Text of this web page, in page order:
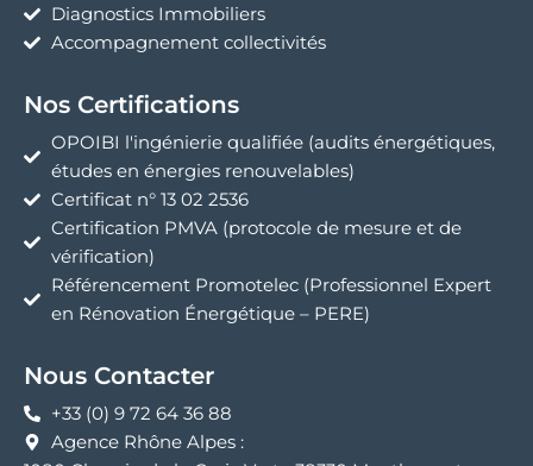
Diagnostics Immobiliers
Accompagnement collectivités
Nos Certifications
OPOIBI l'ingénierie qualifiée (audits énergétiques,
études en énergies renouvelables)
Certificat n° 13 02 2536
Certification PMVA (protocole de mesure et de
vérification)
Référencement Promotelec (Professionnel Expert
en Rénovation Énergétique – PERE)
Nous Contacter
+33 (0) 9 72 64 36 88
Agence Rhône Alpes :